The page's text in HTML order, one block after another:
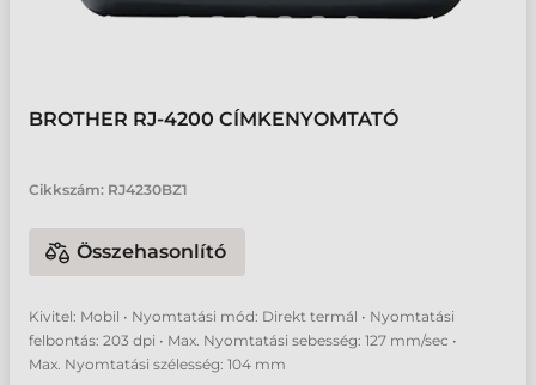
BROTHER RJ-4200 CÍMKENYOMTATÓ
Cikkszám: RJ4230BZ1
Összehasonlító
Kivitel: Mobil • Nyomtatási mód: Direkt termál • Nyomtatási
felbontás: 203 dpi • Max. Nyomtatási sebesség: 127 mm/sec •
Max. Nyomtatási szélesség: 104 mm